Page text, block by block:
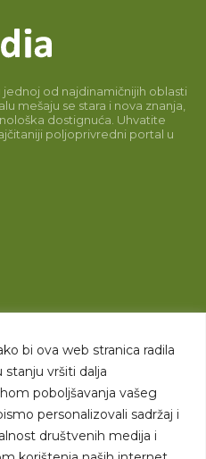
bi ova web stranica radila
vršiti dalja
poboljšavanja vašeg
personalizovali sadržaj i
društvenih medija i
od najdinamičnijih oblasti
mešaju se stara i nova znanja,
dostignuća. Uhvatite
poljoprivredni portal u